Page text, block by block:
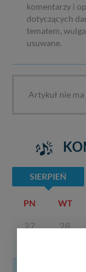
komentarzy i
dotyczących
tematem,
usuwane.
Artykuł nie
SIERPIEŃ
PN WT
27 28